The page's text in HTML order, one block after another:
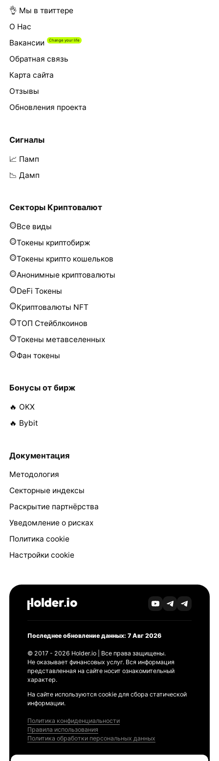
👌 Мы в твиттере
О Нас
Вакансии
Обратная связь
Карта сайта
Отзывы
Обновления проекта
Сигналы
📈 Памп
📉 Дамп
Секторы Криптовалют
Все виды
Токены криптобирж
Токены крипто кошельков
Анонимные криптовалюты
DeFi Токены
Криптовалюты NFT
ТОП Стейблкоинов
Токены метавселенных
Фан токены
Бонусы от бирж
🔥 OKX
🔥 Bybit
Документация
Методология
Секторные индексы
Раскрытие партнёрства
Уведомление о рисках
Политика cookie
Настройки cookie
Последнее обновление данных: 7 Авг 2026
© 2017 - 2026 Holder.io | Все права защищены.
Не оказывает финансовых услуг. Вся информация
представленная на сайте носит ознакомительный
характер.
На сайте используются cookie для сбора статической
информации.
Политика конфиденциальности
Правила использования
Политика обработки персональных данных